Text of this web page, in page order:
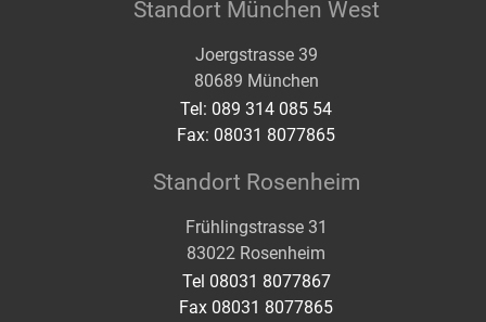
Standort München West
Joergstrasse 39
80689 München
Tel: 089 314 085 54
Fax: 08031 8077865
Standort Rosenheim
Frühlingstrasse 31
83022 Rosenheim
Tel 08031 8077867
Fax 08031 8077865